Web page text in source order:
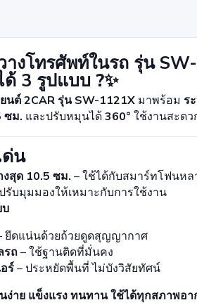
างโทรศัพท์ในรถ รุ่น
ด้ 3 รูปแบบ ?✨
นต์2CAR รุ่น SW-1121X มาพร้อม ร
ซม. และปรับหมุนได้360° ใช้งานสะด
น
สุด 10.5 ซม. – ใช้ได้กับสมาร์ทโฟนหล
รับมุมมองให้เหมาะกับการใช้งาน
ยึดแน่นด้วยถ้วยดูดสุญญากาศ
รถ– ใช้ฐานติดที่มั่นคง
ร์– ประหยัดพื้นที่ ไม่บังวิสัยทัศน์
ง่าย แข็งแรง ทนทาน ใช้ได้ทุกสภาพอา